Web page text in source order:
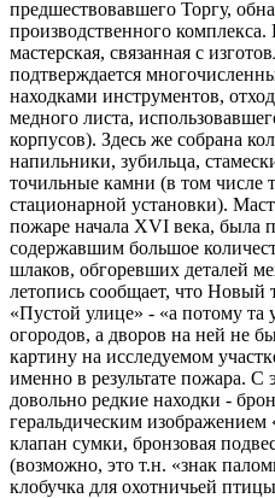
предшествовавшего Торгу,
производственного
мастерская, связанная с
подтверждается
находками инструментов,
медного листа,
корпусов). Здесь же собрана
напильники, зубильца,
точильные камни (в том числе
стационарной установки).
пожаре начала XVI века, была
содержавшим большое
шлаков, обгоревших деталей
летопись сообщает, что Новый
«Пустой улице» - «а потому та
огородов, а дворов на ней не
картину на исследуемом
именно в результате пожара. С
довольно редкие находки -
геральдическим изображением
клапан сумки, бронзовая
(возможно, это т.н. «знак
клобучка для охотничьей